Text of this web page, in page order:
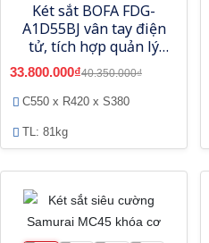
Két sắt BOFA FDG-
A1D55BJ vân tay điện
tử, tích hợp quản lý
bằng điện thoại
33.800.000₫40.350.000₫
C550 x R420 x S380
TL: 81kg